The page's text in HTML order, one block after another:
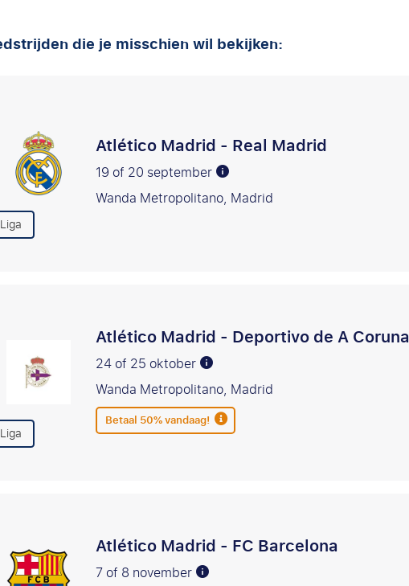
die je misschien wil bekijken:
Atlético Madrid - Real Madrid
19 of 20 september
Wanda Metropolitano, Madrid
Atlético Madrid - Deportivo de A Coruna
24 of 25 oktober
Wanda Metropolitano, Madrid
Betaal 50% vandaag!
Atlético Madrid - FC Barcelona
7 of 8 november